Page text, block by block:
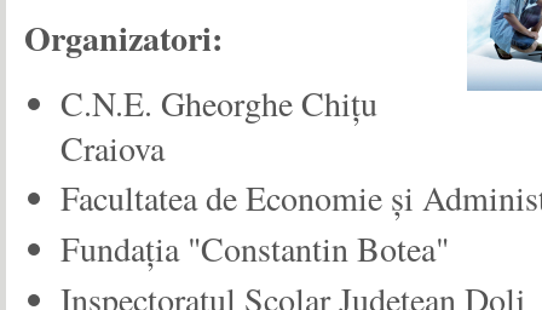
Organizatori:
C.N.E. Gheorghe Chițu
Craiova
Facultatea de Economie și
Fundația "Constantin Botea"
Inspectoratul Școlar Județean Dolj